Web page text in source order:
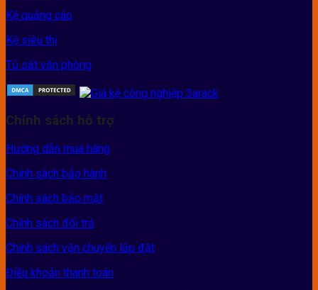
Kệ quảng cáo
Kệ siêu thị
Tủ sắt văn phòng
Chính sách hỗ trợ
Hướng dẫn mua hàng
Chính sách bảo hành
Chính sách bảo mật
Chính sách đổi trả
Chính sách vận chuyển lắp đặt
Điều khoản thanh toán